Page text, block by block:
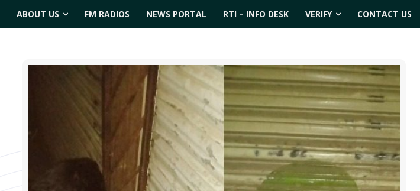
ABOUT US FM RADIOS NEWS PORTAL RTI – INFO DESK VERIFY CONTACT US